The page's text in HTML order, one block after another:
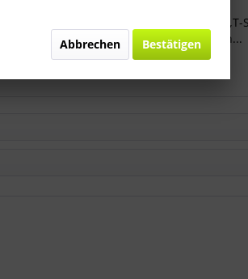
(13,33 € * / 1 Liter)
SCHORLE Wiiss Suur
Classic Edition...
1 Stück
Abbrechen Bestätigen